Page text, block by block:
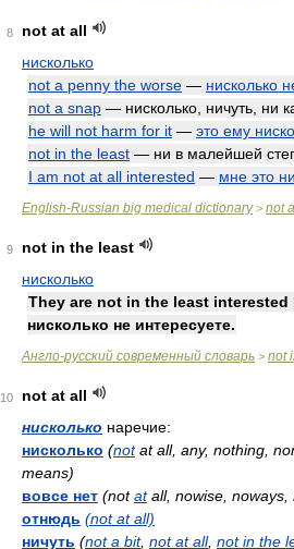
8
not at all
нисколько
not a penny the worse — нисколько
not a snap — нисколько, ничуть, ни
he will not harm for it — это ему
not in the least — ни в малейшей
I am not at all interested — мне это
English-Russian big medical dictionary> not
9
not in the least
нисколько
They are not in the least
нисколько не интересуете.
Англо-русский современный словарь > not
10
not at all
нисколько наречие:
нисколько (notat all, any, nothing,
means)
вовсе нет (notatall, nowise, noways,
отнюдь (not at all)
ничуть (not a bit, not at all, not in the